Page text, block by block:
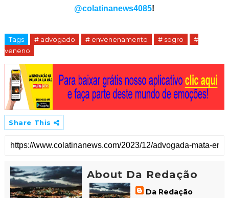
@colatinanews4085!
Tags # advogado # envenenamento # sogro
#
veneno
Share This
About Da Redação
Da Redação